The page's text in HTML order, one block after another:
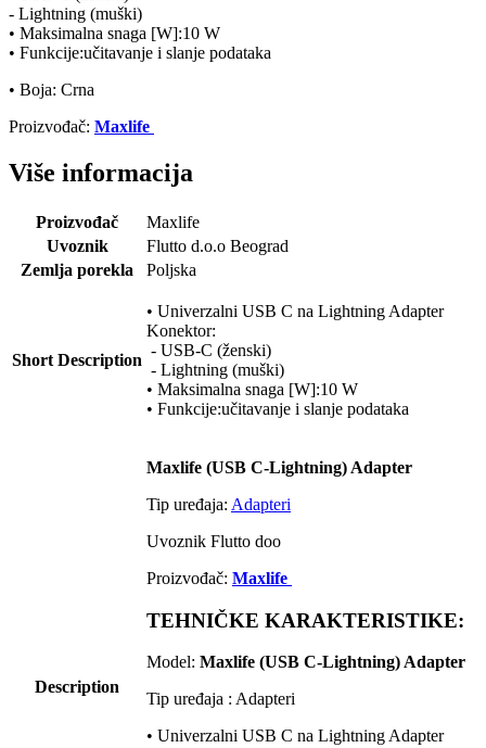
- Lightning (muški)
• Maksimalna snaga [W]:10 W
• Funkcije:učitavanje i slanje podataka
• Boja: Crna
Proizvođač: Maxlife
Više informacija
Proizvođač
Maxlife
Uvoznik
Flutto d.o.o Beograd
Zemlja porekla
Poljska
Short Description
• Univerzalni USB C na Lightning Adapter
Konektor:
- USB-C (ženski)
- Lightning (muški)
• Maksimalna snaga [W]:10 W
• Funkcije:učitavanje i slanje podataka
Description
Maxlife (USB C-Lightning) Adapter
Tip uređaja: Adapteri
Uvoznik Flutto doo
Proizvođač: Maxlife
TEHNIČKE KARAKTERISTIKE:
Model: Maxlife (USB C-Lightning) Adapter
Tip uređaja : Adapteri
• Univerzalni USB C na Lightning Adapter